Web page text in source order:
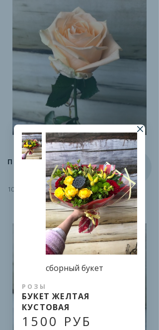
ПИЧ-АВАЛАНЖ
100 руб.
сборный букет
РОЗЫ
БУКЕТ ЖЕЛТАЯ
КУСТОВАЯ
1500 РУБ